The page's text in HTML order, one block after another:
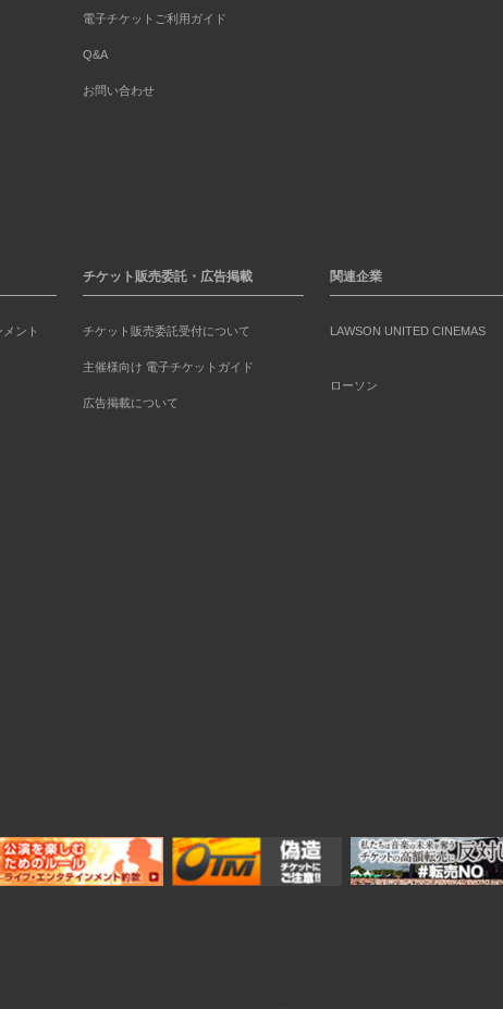
電子チケットご利用ガイド
Q&A
お問い合わせ
ント
チケット販売委託・広告掲載
チケット販売委託受付について
主催様向け 電子チケットガイド
広告掲載について
関連企業
LAWSON UNITED CINEMAS
ローソン